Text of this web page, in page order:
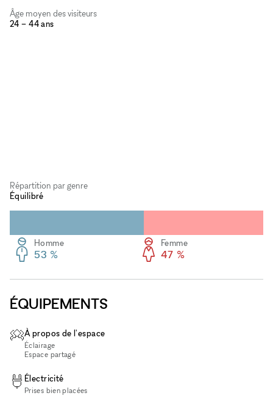
Âge moyen des visiteurs
24 – 44 ans
Répartition par genre
Équilibré
Femme
47 %
Homme
53 %
ÉQUIPEMENTS
À propos de l'espace
Éclairage
Espace partagé
Électricité
Prises bien placées